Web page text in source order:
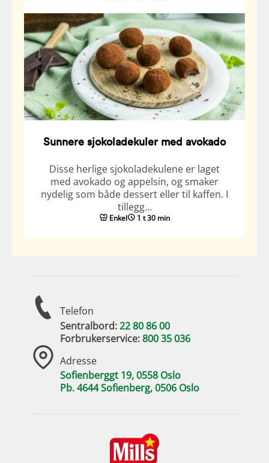
Sunnere sjokoladekuler med avokado
Disse herlige sjokoladekulene er laget
med avokado og appelsin, og smaker
nydelig som både dessert eller til kaffen. I
tillegg…
Enkel 1 t 30 min
Telefon
Sentralbord:22 80 86 00
Forbrukerservice:800 35 036
Adresse
Sofienberggt 19, 0558 Oslo
Pb. 4644 Sofienberg, 0506 Oslo